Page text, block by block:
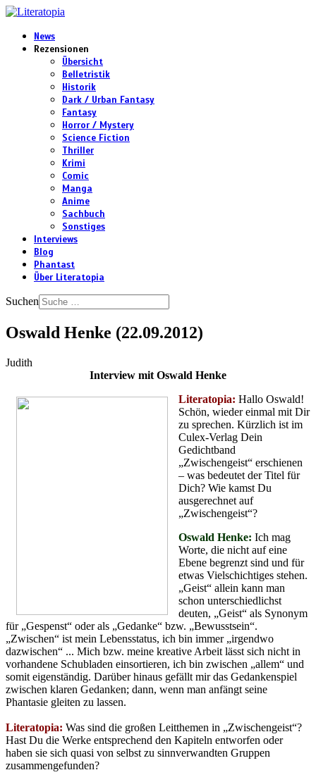
News
Rezensionen
Übersicht
Belletristik
Historik
Dark / Urban Fantasy
Fantasy
Horror / Mystery
Science Fiction
Thriller
Krimi
Comic
Manga
Anime
Sachbuch
Sonstiges
Interviews
Blog
Phantast
Über Literatopia
Suchen
Oswald Henke (22.09.2012)
Judith
Interview mit Oswald Henke
Literatopia: Hallo Oswald!
Schön, wieder einmal mit Dir
zu sprechen. Kürzlich ist im
Culex-Verlag Dein
Gedichtband
„Zwischengeist“ erschienen
– was bedeutet der Titel für
Dich? Wie kamst Du
ausgerechnet auf
„Zwischengeist“?
Oswald Henke: Ich mag
Worte, die nicht auf eine
Ebene begrenzt sind und für
etwas Vielschichtiges stehen.
„Geist“ allein kann man
schon unterschiedlichst
deuten, „Geist“ als Synonym
für „Gespenst“ oder als „Gedanke“ bzw. „Bewusstsein“.
„Zwischen“ ist mein Lebensstatus, ich bin immer „irgendwo
dazwischen“ ... Mich bzw. meine kreative Arbeit lässt sich nicht in
vorhandene Schubladen einsortieren, ich bin zwischen „allem“ und
somit eigenständig. Darüber hinaus gefällt mir das Gedankenspiel
zwischen klaren Gedanken; dann, wenn man anfängt seine
Phantasie gleiten zu lassen.
Literatopia: Was sind die großen Leitthemen in „Zwischengeist“?
Hast Du die Werke entsprechend den Kapiteln entworfen oder
haben sie sich quasi von selbst zu sinnverwandten Gruppen
zusammengefunden?